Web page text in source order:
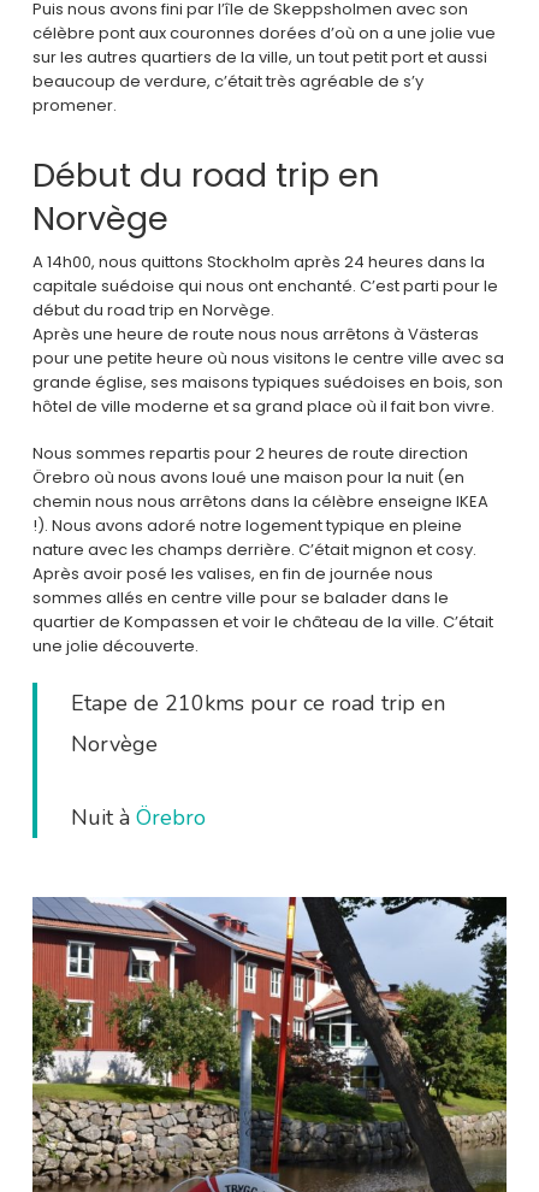
Puis nous avons fini par l’île de Skeppsholmen avec son
célèbre pont aux couronnes dorées d’où on a une jolie vue
sur les autres quartiers de la ville, un tout petit port et aussi
beaucoup de verdure, c’était très agréable de s’y
promener.
Début du road trip en
Norvège
A 14h00, nous quittons Stockholm après 24 heures dans la
capitale suédoise qui nous ont enchanté. C’est parti pour le
début du road trip en Norvège.
Après une heure de route nous nous arrêtons à Västeras
pour une petite heure où nous visitons le centre ville avec sa
grande église, ses maisons typiques suédoises en bois, son
hôtel de ville moderne et sa grand place où il fait bon vivre.
Nous sommes repartis pour 2 heures de route direction
Örebro où nous avons loué une maison pour la nuit (en
chemin nous nous arrêtons dans la célèbre enseigne IKEA
!). Nous avons adoré notre logement typique en pleine
nature avec les champs derrière. C’était mignon et cosy.
Après avoir posé les valises, en fin de journée nous
sommes allés en centre ville pour se balader dans le
quartier de Kompassen et voir le château de la ville. C’était
une jolie découverte.
Etape de 210kms pour ce road trip en
Norvège
Nuit àÖrebro